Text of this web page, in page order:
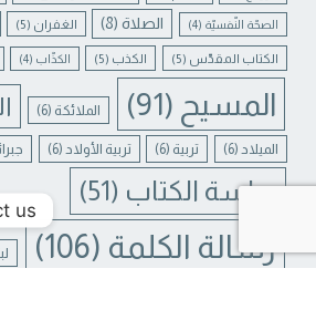
الصحّة النّفسيّة (4) الصلاة(8) الغفران (5)
الكتاب المقدّس (5) الكذب (5) الكذّاب (4)
المسيح (91) الملائكة (6)
الميلاد (6) تربية (6) تربية الأولاد (6)
دراسة الكتاب (51)
رسالة الكلمة (106)
us